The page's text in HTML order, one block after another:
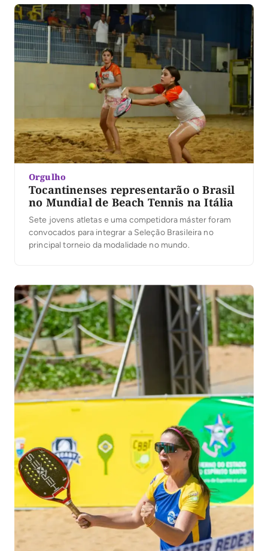
Orgulho
Tocantinenses representarão o Brasil
no Mundial de Beach Tennis na Itália
Sete jovens atletas e uma competidora máster foram
convocados para integrar a Seleção Brasileira no
principal torneio da modalidade no mundo.